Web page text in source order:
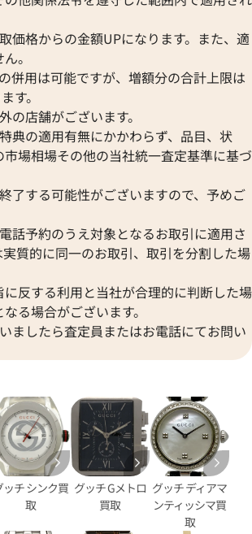
価格からの金額UPになります。また、適
。
併用は可能ですが、増額分の合計上限は
す。
の店舗がございます。
典の適用有無にかかわらず、品目、状
場相場その他の当社統一査定基準に基づ
了する可能性がございますので、予めご
話予約のうえ対象となるお取引に適用さ
質的に同一のお取引、取引を分割した場
反する利用と当社が合理的に判断した場
る場合がございます。
ましたら査定員またはお電話にてお問い
ッチ シンク買
取
グッチ Gメトロ
買取
グッチ ディアマ
ンティッシマ買
取